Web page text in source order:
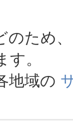
ため
。
地域の